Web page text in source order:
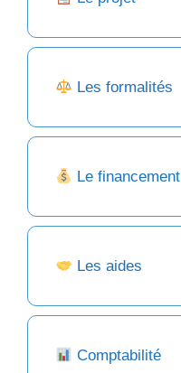
Les formalités
Le financement
Les aides
Comptabilité